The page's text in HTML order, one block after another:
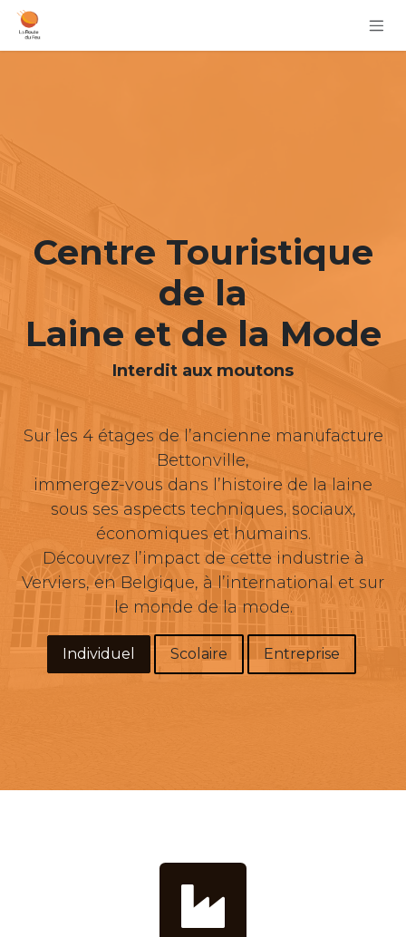
Se rendre au contenu
Centre Touristique
de la
Laine et de la Mode
Interdit aux moutons
Sur les 4 étages de l’ancienne manufacture
Bettonville,
immergez-vous dans l’histoire de la laine
sous ses aspects techniques, sociaux,
économiques et humains.
Découvrez l’impact de cette industrie à
Verviers, en Belgique, à l’international et sur
le monde de la mode.
Individuel Scol​​aire Entrepr​​ise